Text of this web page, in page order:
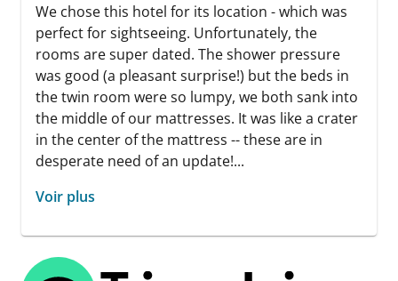
We chose this hotel for its location - which was
perfect for sightseeing. Unfortunately, the
rooms are super dated. The shower pressure
was good (a pleasant surprise!) but the beds in
the twin room were so lumpy, we both sank into
the middle of our mattresses. It was like a crater
in the center of the mattress -- these are in
desperate need of an update!...
Voir plus